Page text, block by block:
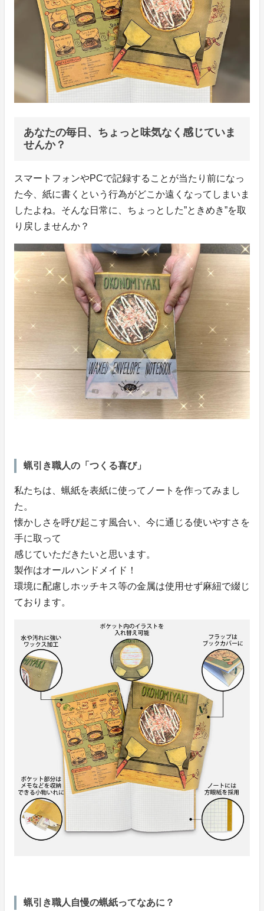
あなたの毎日、ちょっと味気なく感じていま
せんか？
スマートフォンやPCで記録することが当たり前になっ
た今、紙に書くという行為がどこか遠くなってしまいま
したよね。そんな日常に、ちょっとした”ときめき”を取
り戻しませんか？
蝋引き職人の「つくる喜び」
私たちは、蝋紙を表紙に使ってノートを作ってみまし
た。
懐かしさを呼び起こす風合い、今に通じる使いやすさを
手に取って
感じていただきたいと思います。
製作はオールハンドメイド！
環境に配慮しホッチキス等の金属は使用せず麻紐で綴じ
ております。
蝋引き職人自慢の蝋紙ってなあに？